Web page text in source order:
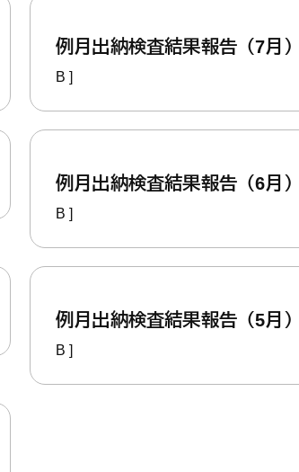
例月出納検査結果報告（7月）
B ]
例月出納検査結果報告（6月）
B ]
例月出納検査結果報告（5月）
B ]